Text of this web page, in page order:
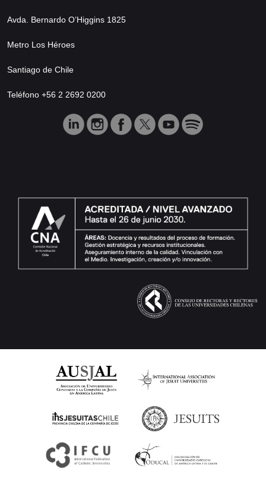
Avda. Bernardo O’Higgins 1825
Metro Los Héroes
Santiago de Chile
Teléfono +56 2 2692 0200